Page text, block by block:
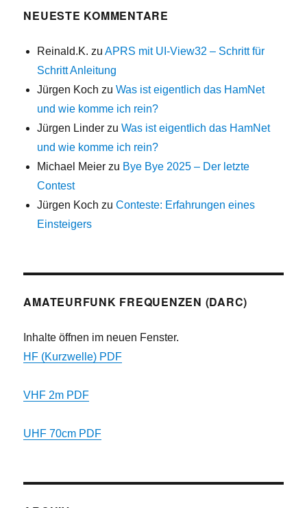
NEUESTE KOMMENTARE
Reinald.K. zuAPRS mit UI-View32 – Schritt für
Schritt Anleitung
Jürgen Koch zuWas ist eigentlich das HamNet
und wie komme ich rein?
Jürgen Linder zuWas ist eigentlich das HamNet
und wie komme ich rein?
Michael Meier zu Bye Bye 2025 – Der letzte
Contest
Jürgen Koch zuConteste: Erfahrungen eines
Einsteigers
AMATEURFUNK FREQUENZEN (DARC)
Inhalte öffnen im neuen Fenster.
HF (Kurzwelle) PDF
VHF 2m PDF
UHF 70cm PDF